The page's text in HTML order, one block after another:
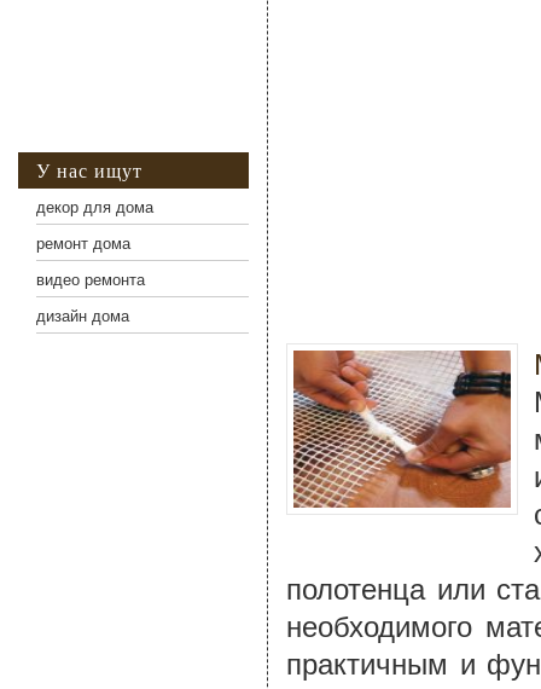
полотенца или
необходимого
практичным и
У нас ищут
декор для дома
ремонт дома
видео ремонта
дизайн дома